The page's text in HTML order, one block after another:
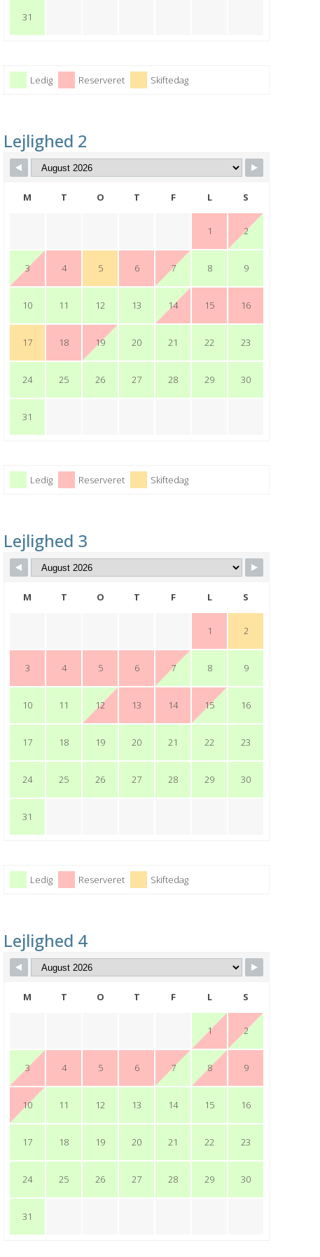
31
Ledig Reserveret Skiftedag
Lejlighed 2
M T O T F L S
1 2
3 4 5 6 7 8 9
10 11 12 13 14 15 16
17 18 19 20 21 22 23
24 25 26 27 28 29 30
31
Ledig Reserveret Skiftedag
Lejlighed 3
M T O T F L S
1 2
3 4 5 6 7 8 9
10 11 12 13 14 15 16
17 18 19 20 21 22 23
24 25 26 27 28 29 30
31
Ledig Reserveret Skiftedag
Lejlighed 4
M T O T F L S
1 2
3 4 5 6 7 8 9
10 11 12 13 14 15 16
17 18 19 20 21 22 23
24 25 26 27 28 29 30
31